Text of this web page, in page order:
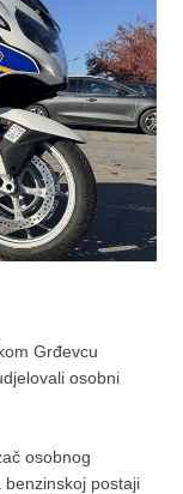
Grđevcu
osobni
osobnog
postaji